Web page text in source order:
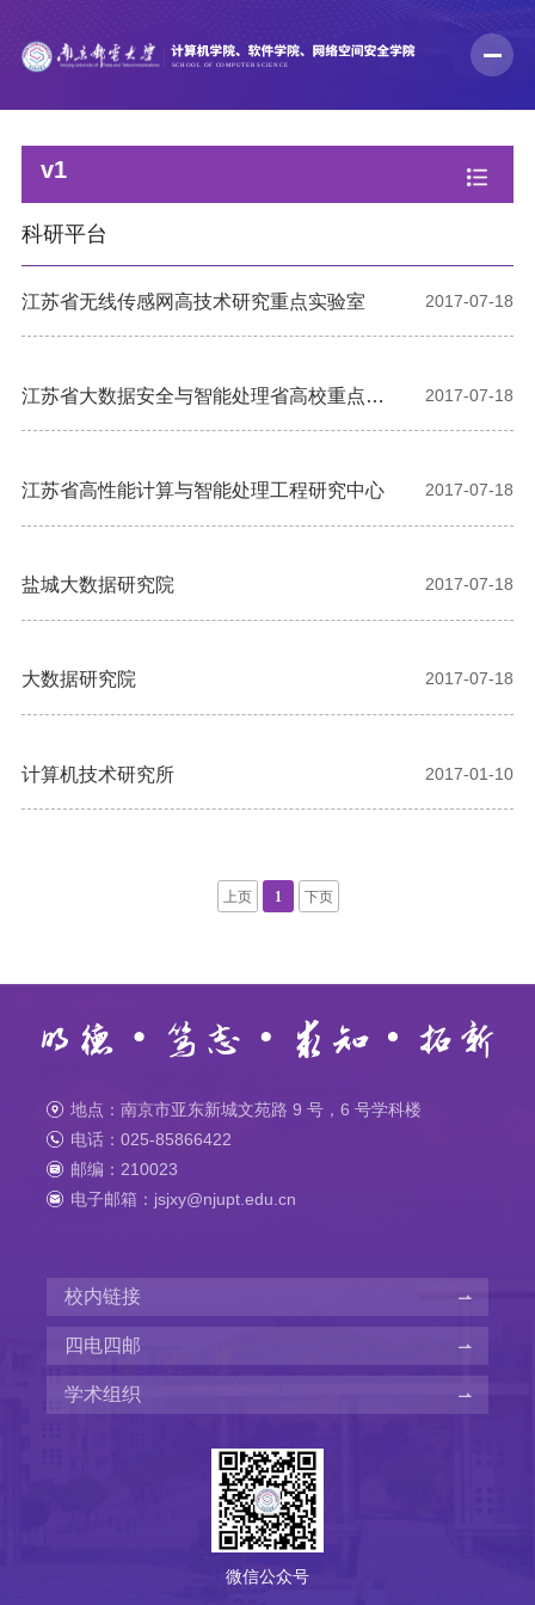
v1
科研平台
江苏省无线传感网高技术研究重点实验室 2017-07-18
江苏省大数据安全与智能处理省高校重点实
验室
2017-07-18
江苏省高性能计算与智能处理工程研究中心 2017-07-18
盐城大数据研究院 2017-07-18
大数据研究院 2017-07-18
计算机技术研究所 2017-01-10
上页 1 下页
地点：南京市亚东新城文苑路 9 号，6 号学科楼
电话：025-85866422
邮编：210023
电子邮箱：jsjxy@njupt.edu.cn
校内链接
四电四邮
学术组织
微信公众号